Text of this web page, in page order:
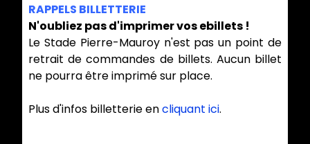
RAPPELS BILLETTERIE
N'oubliez pas d'imprimer vos ebillets !
Le Stade Pierre-Mauroy n'est pas un point de
retrait de commandes de billets. Aucun billet
ne pourra être imprimé sur place.
Plus d'infos billetterie encliquant ici.